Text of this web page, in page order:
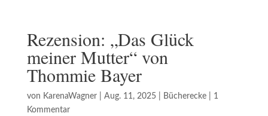
Rezension: „Das Glück
meiner Mutter“ von
Thommie Bayer
von KarenaWagner| Aug. 11, 2025| Bücherecke| 1
Kommentar